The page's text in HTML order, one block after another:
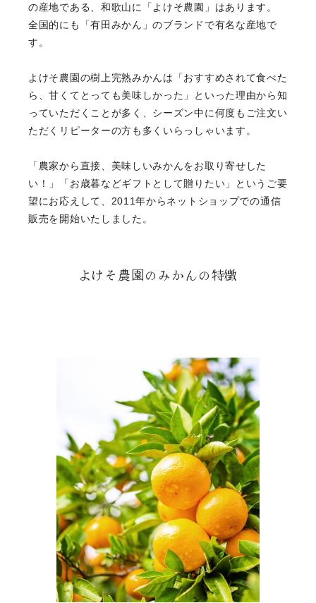
の産地である、和歌山に「よけそ農園」はあります。
全国的にも「有田みかん」のブランドで有名な産地で
す。
よけそ農園の樹上完熟みかんは「おすすめされて食べた
ら、甘くてとっても美味しかった」といった理由から知
っていただくことが多く、シーズン中に何度もご注文い
ただくリピーターの方も多くいらっしゃいます。
「農家から直接、美味しいみかんをお取り寄せした
い！」「お歳暮などギフトとして贈りたい」というご要
望にお応えして、2011年からネットショップでの通信
販売を開始いたしました。
よけそ農園のみかんの特徴